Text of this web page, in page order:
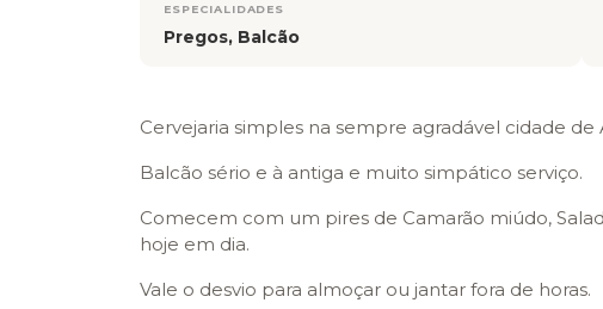
ESPECIALIDADES
Pregos, Balcão
Cervejaria simples na sempre agradável cidade de
Balcão sério e à antiga e muito simpático serviço.
Comecem com um pires de Camarão miúdo,
hoje em dia.
Vale o desvio para almoçar ou jantar fora de horas.